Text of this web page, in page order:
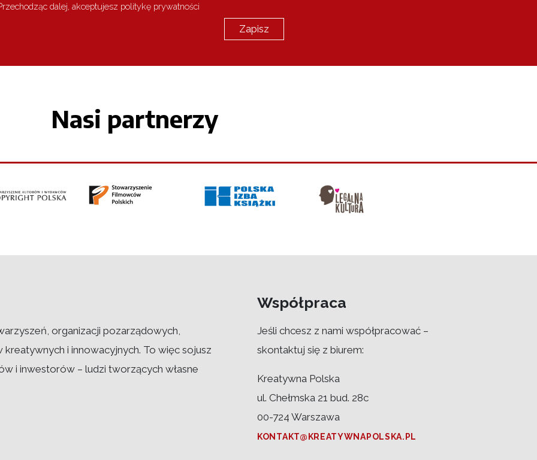
dalej, akceptujesz politykę prywatności
Nasi partnerzy
organizacji pozarządowych,
i innowacyjnych. To więc sojusz
i inwestorów – ludzi tworzących własne
Współpraca
Jeśli chcesz z nami współpracować –
skontaktuj się z biurem:
Kreatywna Polska
ul. Chełmska 21 bud. 28c
00-724 Warszawa
KONTAKT@KREATYWNAPOLSKA.PL